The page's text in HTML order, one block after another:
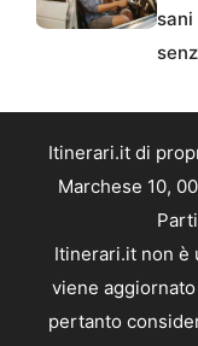
Itinerari.it di
Marchese 10,
Itinerari.it non è
viene
pertanto